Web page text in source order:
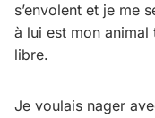
s’envolent et je me
à lui est mon
libre.
Je voulais nager